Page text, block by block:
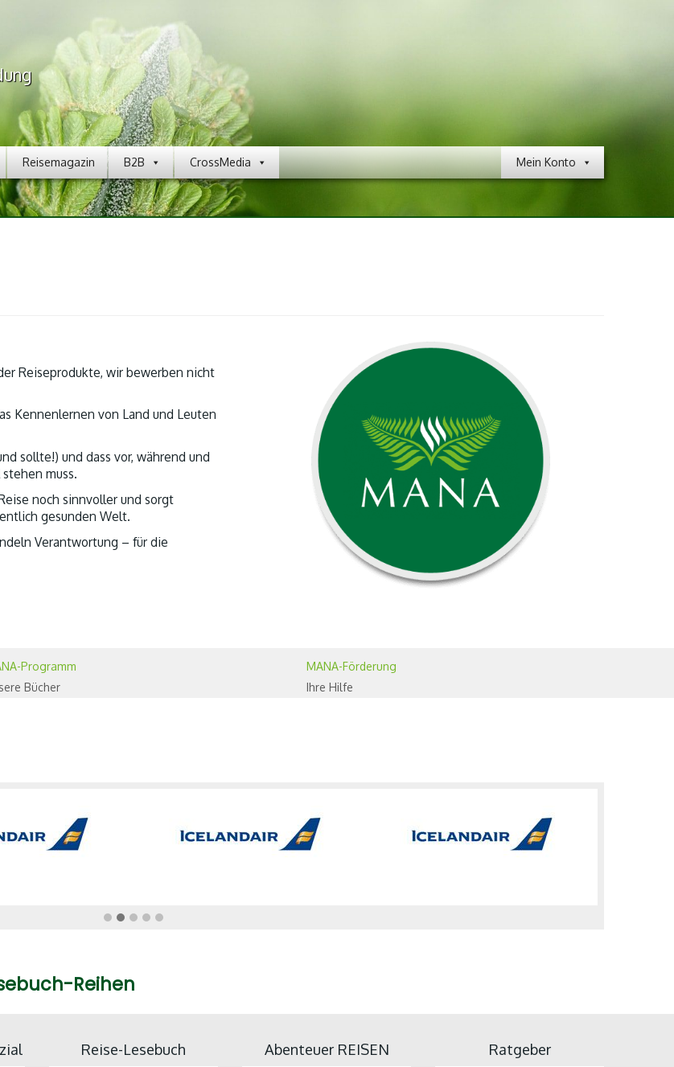
Reisemagazin B2B Mein Konto
CrossMedia
Reiseprodukte, wir bewerben nicht
Kennenlernen von Land und Leuten
sollte!) und dass vor, während und
muss.
noch sinnvoller und sorgt
gesunden Welt.
Verantwortung – für die
Programm
Bücher
MANA-Förderung
Ihre Hilfe
Reihen
Reise-Lesebuch Abenteuer REISEN Ratgeber